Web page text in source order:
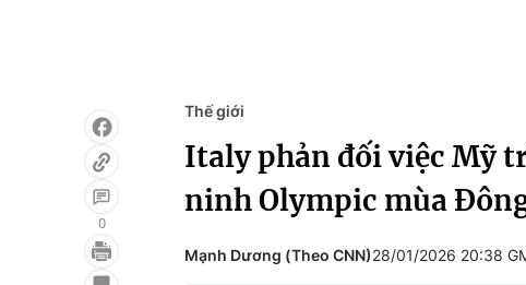
0
Thế giới
Italy phản đối việc Mỹ
ninh Olympic mùa
Mạnh Dương (Theo CNN)28/01/2026 20:38